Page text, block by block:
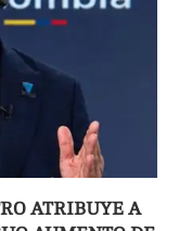
ATRIBUYE A